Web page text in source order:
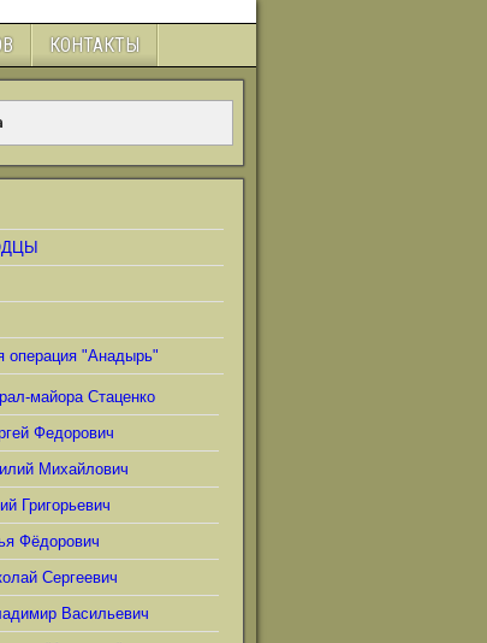
КОНТАКТЫ
операция "Анадырь"
майора Стаценко
Федорович
Михайлович
Григорьевич
Фёдорович
Сергеевич
Васильевич